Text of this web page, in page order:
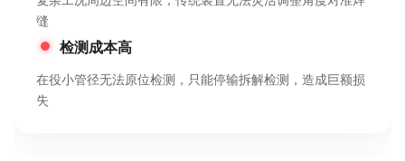
缝
检测成本高
在役小管径无法原位检测，只能停输拆解检测，造成巨额损
失